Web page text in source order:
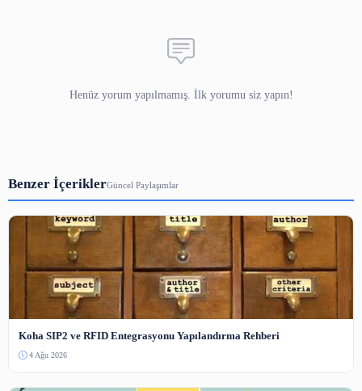
pazarlama stratejilerini değiştirmek zorunda
onlara daha iyi bir deneyim sunmak için yeni
keşfetmelerine olanak sağlayan bir teknolojidir. Bu
kullanımı, işletmelerin müşteri deneyimini
potansiyel müşterileri çekmelerine yardımcı olmaktadır.
Özellikle restoranlar ve oteller gibi turizm ve konaklama
faaliyet gösteren işletmeler, sanal tur teknolojisini
menülerini ve ortamını sanal tur sayesinde potansiyel